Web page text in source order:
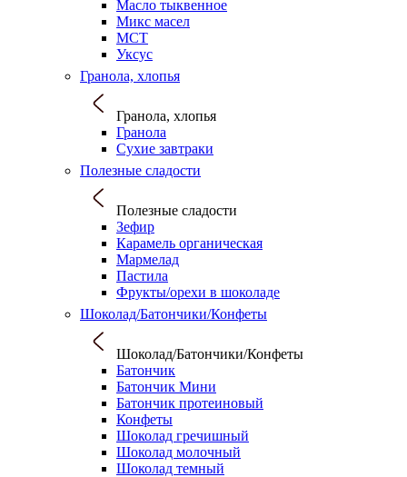
Масло тыквенное
Микс масел
МСТ
Уксус
Гранола, хлопья
Гранола, хлопья
Гранола
Сухие завтраки
Полезные сладости
Полезные сладости
Зефир
Карамель органическая
Мармелад
Пастила
Фрукты/орехи в шоколаде
Шоколад/Батончики/Конфеты
Шоколад/Батончики/Конфеты
Батончик
Батончик Мини
Батончик протеиновый
Конфеты
Шоколад гречишный
Шоколад молочный
Шоколад темный